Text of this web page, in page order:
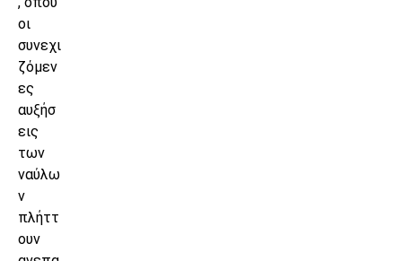
οι
συνεχι
ζόμεν
ες
αυξήσ
εις
των
ναύλω
ν
πλήττ
ουν